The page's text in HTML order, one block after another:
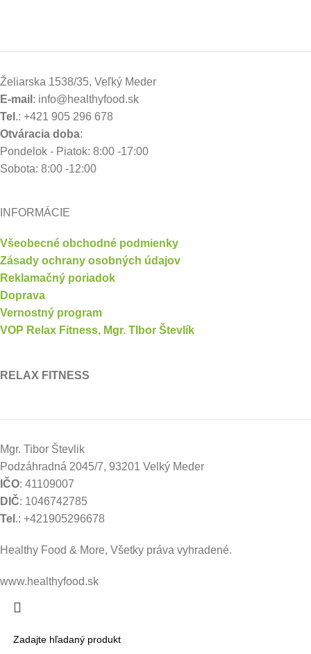
Želiarska 1538/35, Veľký Meder
E-mail : info@healthyfood.sk
Tel .: +421 905 296 678
Otváracia doba:
Pondelok - Piatok: 8:00 -17:00
Sobota: 8:00 -12:00
INFORMÁCIE
Všeobecné obchodné podmienky
Zásady ochrany osobných údajov
Reklamačný poriadok
Doprava
Vernostný program
VOP Relax Fitness, Mgr. TIbor Števlík
RELAX FITNESS
Mgr. Tibor Števlik
Podzáhradná 2045/7, 93201 Velký Meder
IČO: 41109007
DIČ: 1046742785
Tel .: +421905296678
Healthy Food & More, Všetky práva vyhradené.
www.healthyfood.sk